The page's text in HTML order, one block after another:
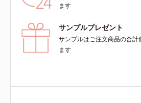
ます
サンプルプレゼント
サンプルはご注文商品の合
ます